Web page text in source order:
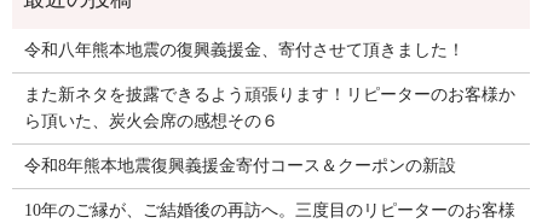
令和八年熊本地震の復興義援金、寄付させて頂きました！
また新ネタを披露できるよう頑張ります！リピーターのお客様か
ら頂いた、炭火会席の感想その６
令和8年熊本地震復興義援金寄付コース＆クーポンの新設
10年のご縁が、ご結婚後の再訪へ。三度目のリピーターのお客様